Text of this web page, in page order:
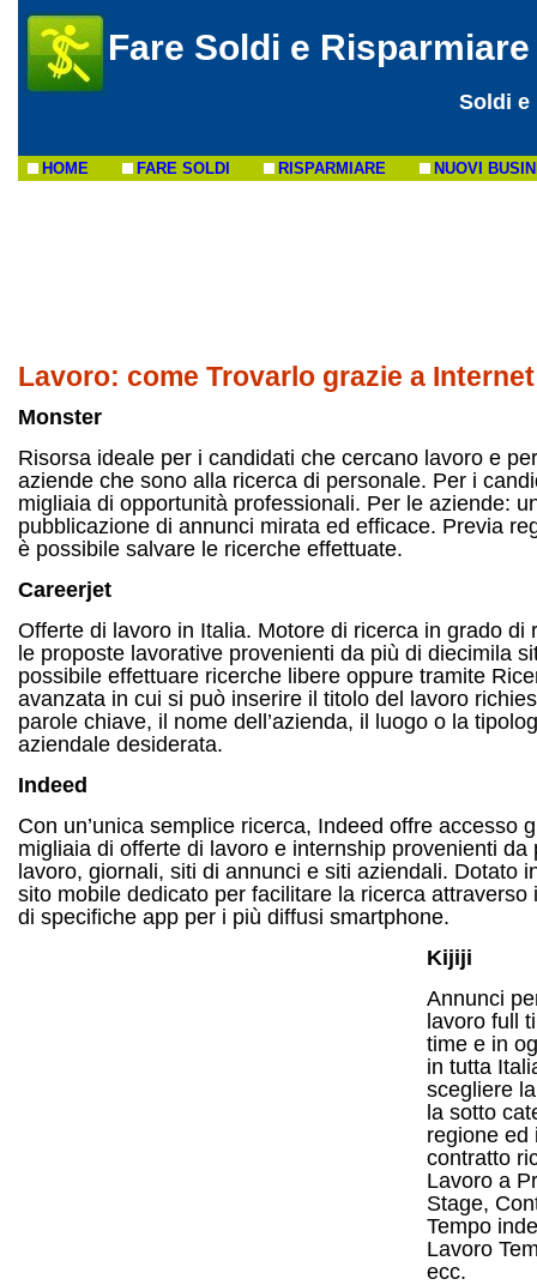
Fare Soldi e Risparmiare
Soldi e
HOME FARE SOLDI RISPARMIARE NUOVI
Lavoro: come Trovarlo grazie a Internet
Monster
Risorsa ideale per i candidati che cercano lavoro e
aziende che sono alla ricerca di personale. Per i
migliaia di opportunità professionali. Per le aziende:
pubblicazione di annunci mirata ed efficace. Previa
è possibile salvare le ricerche effettuate.
Careerjet
Offerte di lavoro in Italia. Motore di ricerca in grado di
le proposte lavorative provenienti da più di diecimila
possibile effettuare ricerche libere oppure tramite
avanzata in cui si può inserire il titolo del lavoro
parole chiave, il nome dell’azienda, il luogo o la
aziendale desiderata.
Indeed
Con un’unica semplice ricerca, Indeed offre accesso
migliaia di offerte di lavoro e internship provenienti da
lavoro, giornali, siti di annunci e siti aziendali. Dotato
sito mobile dedicato per facilitare la ricerca attraverso
di specifiche app per i più diffusi smartphone.
Kijiji
Annunci
lavoro full
time e in
in tutta
scegliere
la sotto
regione ed
contratto
Lavoro a
Stage,
Tempo
Lavoro
ecc.